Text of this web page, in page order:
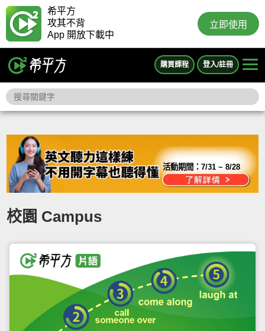
希平方
攻其不背
App 開放下載中
立即使用
購買課程 登入/註冊
活動期間：7/31 ~ 8/28
校園 Campus